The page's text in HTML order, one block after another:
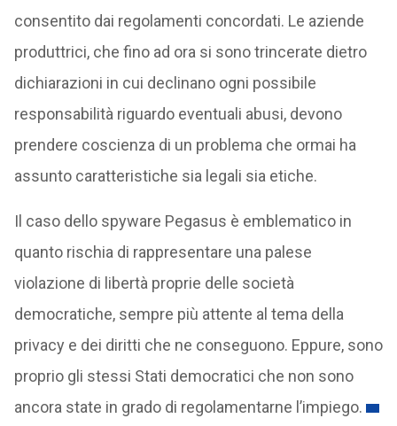
consentito dai regolamenti concordati. Le aziende
produttrici, che fino ad ora si sono trincerate dietro
dichiarazioni in cui declinano ogni possibile
responsabilità riguardo eventuali abusi, devono
prendere coscienza di un problema che ormai ha
assunto caratteristiche sia legali sia etiche.
Il caso dello spyware Pegasus è emblematico in
quanto rischia di rappresentare una palese
violazione di libertà proprie delle società
democratiche, sempre più attente al tema della
privacy e dei diritti che ne conseguono. Eppure, sono
proprio gli stessi Stati democratici che non sono
ancora state in grado di regolamentarne l’impiego.